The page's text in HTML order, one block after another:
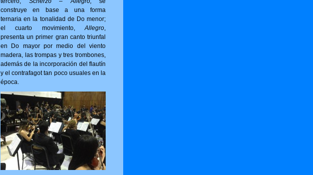
construye en base a una forma
ternaria en la tonalidad de Do menor;
el cuarto movimiento,Allegro,
presenta un primer gran canto triunfal
en Do mayor por medio del viento
madera, las trompas y tres trombones,
además de la incorporación del flautín
y el contrafagot tan poco usuales en la
época.